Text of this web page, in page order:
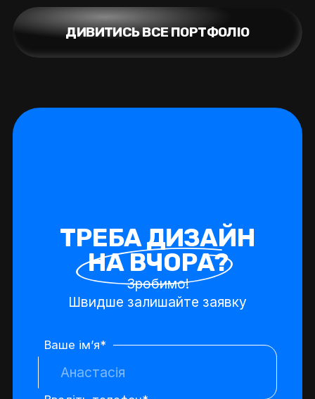
ДИВИТИСЬ ВСЕ ПОРТФОЛІО
ТРЕБАДИЗАЙН
НАВЧОРА?
Зробимо!
Швидше залишайте заявку
Ваше імʼя*